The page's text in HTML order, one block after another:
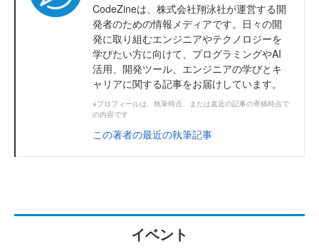
CodeZineは、株式会社翔泳社が運営する開
発者のための情報メディアです。日々の開
発に取り組むエンジニアやテクノロジーを
学びたい方に向けて、プログラミングやAI
活用、開発ツール、エンジニアの学びとキ
ャリアに関する記事をお届けしています。
※プロフィールは、執筆時点、または直近の記事の寄稿時点で
の内容です
この著者の最近の執筆記事
イベント